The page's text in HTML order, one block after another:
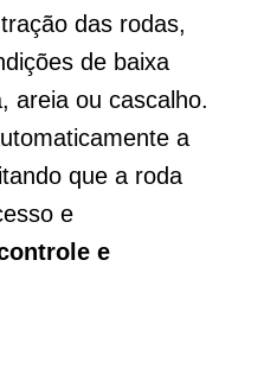
das rodas,
de baixa
areia ou cascalho.
a
que a roda
e
e